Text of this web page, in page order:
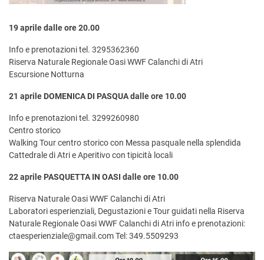
19 aprile dalle ore 20.00
Info e prenotazioni tel. 3295362360
Riserva Naturale Regionale Oasi WWF Calanchi di Atri
Escursione Notturna
21 aprile DOMENICA DI PASQUA dalle ore 10.00
Info e prenotazioni tel. 3299260980
Centro storico
Walking Tour centro storico con Messa pasquale nella splendida
Cattedrale di Atri e Aperitivo con tipicità locali
22 aprile PASQUETTA IN OASI dalle ore 10.00
Riserva Naturale Oasi WWF Calanchi di Atri
Laboratori esperienziali, Degustazioni e Tour guidati nella Riserva
Naturale Regionale Oasi WWF Calanchi di Atri info e prenotazioni:
ctaesperienziale@gmail.comTel: 349.5509293